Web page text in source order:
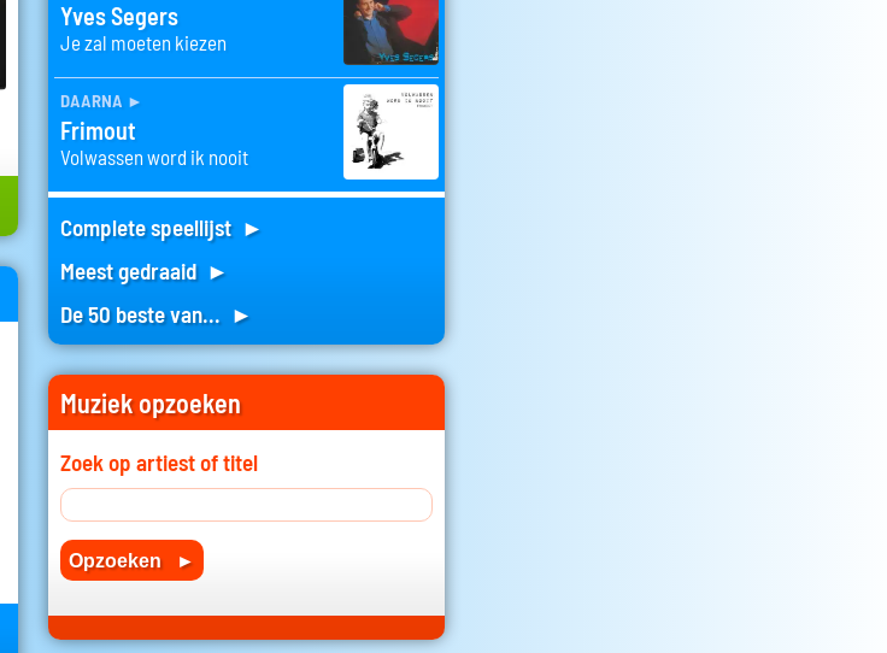
Yves Segers
Je zal moeten kiezen
daarna ►
Frimout
Volwassen word ik nooit
Complete speellijst ►
Meest gedraaid ►
De 50 beste van... ►
Muziek opzoeken
Zoek op artiest of titel